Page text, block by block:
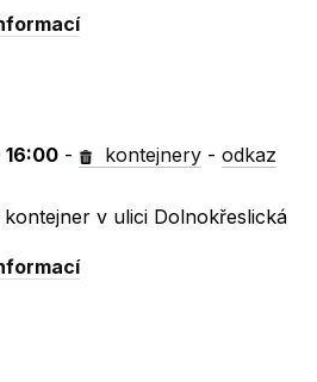
16:00 - kontejnery -odkaz
v ulici Dolnokřeslická